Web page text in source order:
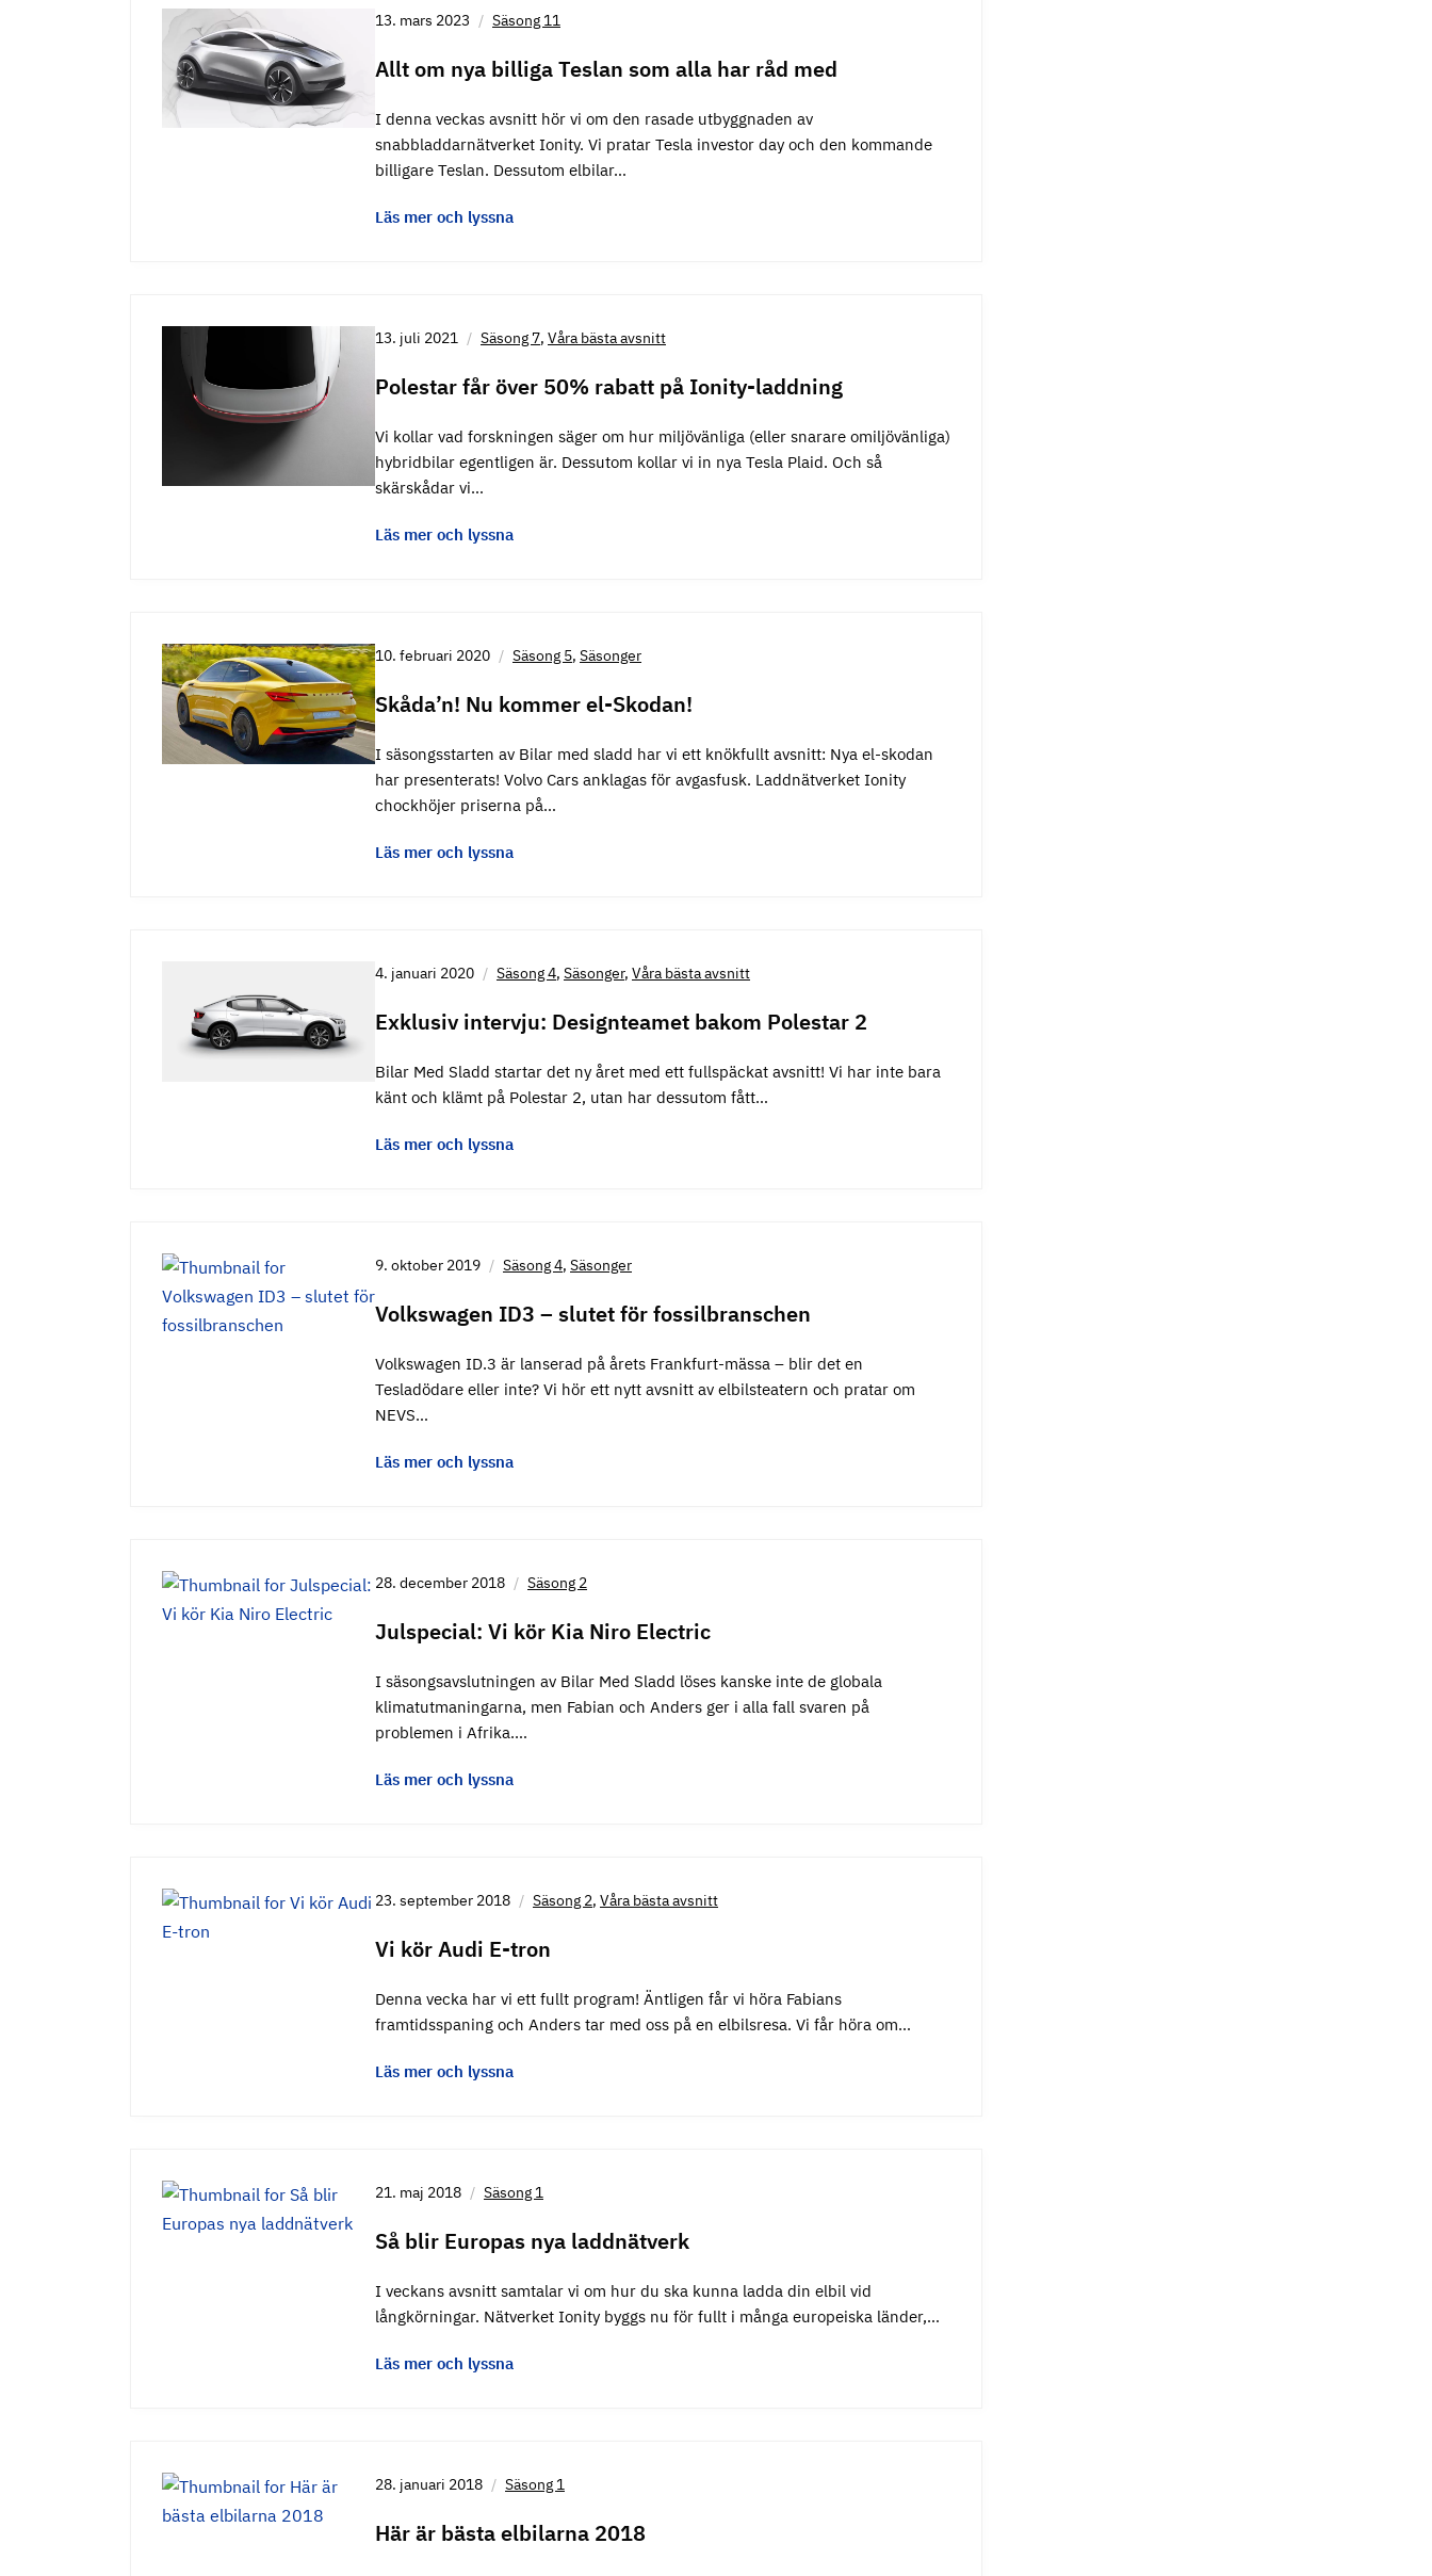
13. mars 2023 Säsong 11
Allt om nya billiga Teslan som alla har råd med
I denna veckas avsnitt hör vi om den rasade utbyggnaden av
snabbladdarnätverket Ionity. Vi pratar Tesla investor day och den kommande
billigare Teslan. Dessutom elbilar…
Läs mer och lyssna
13. juli 2021 Säsong 7, Våra bästa avsnitt
Polestar får över 50% rabatt på Ionity-laddning
Vi kollar vad forskningen säger om hur miljövänliga (eller snarare omiljövänliga)
hybridbilar egentligen är. Dessutom kollar vi in nya Tesla Plaid. Och så
skärskådar vi…
Läs mer och lyssna
10. februari 2020 Säsong 5, Säsonger
Skåda’n! Nu kommer el-Skodan!
I säsongsstarten av Bilar med sladd har vi ett knökfullt avsnitt: Nya el-skodan
har presenterats! Volvo Cars anklagas för avgasfusk. Laddnätverket Ionity
chockhöjer priserna på…
Läs mer och lyssna
4. januari 2020 Säsong 4, Säsonger, Våra bästa avsnitt
Exklusiv intervju: Designteamet bakom Polestar 2
Bilar Med Sladd startar det ny året med ett fullspäckat avsnitt! Vi har inte bara
känt och klämt på Polestar 2, utan har dessutom fått…
Läs mer och lyssna
9. oktober 2019 Säsong 4, Säsonger
Volkswagen ID3 – slutet för fossilbranschen
Volkswagen ID.3 är lanserad på årets Frankfurt-mässa – blir det en
Tesladödare eller inte? Vi hör ett nytt avsnitt av elbilsteatern och pratar om
NEVS…
Läs mer och lyssna
28. december 2018 Säsong 2
Julspecial: Vi kör Kia Niro Electric
I säsongsavslutningen av Bilar Med Sladd löses kanske inte de globala
klimatutmaningarna, men Fabian och Anders ger i alla fall svaren på
problemen i Afrika.…
Läs mer och lyssna
23. september 2018 Säsong 2, Våra bästa avsnitt
Vi kör Audi E-tron
Denna vecka har vi ett fullt program! Äntligen får vi höra Fabians
framtidsspaning och Anders tar med oss på en elbilsresa. Vi får höra om…
Läs mer och lyssna
21. maj 2018 Säsong 1
Så blir Europas nya laddnätverk
I veckans avsnitt samtalar vi om hur du ska kunna ladda din elbil vid
långkörningar. Nätverket Ionity byggs nu för fullt i många europeiska länder,…
Läs mer och lyssna
28. januari 2018 Säsong 1
Här är bästa elbilarna 2018